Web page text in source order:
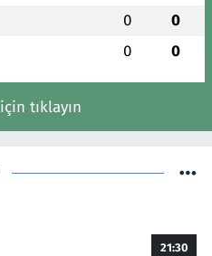
0 0
0 0
tıklayın
21:30